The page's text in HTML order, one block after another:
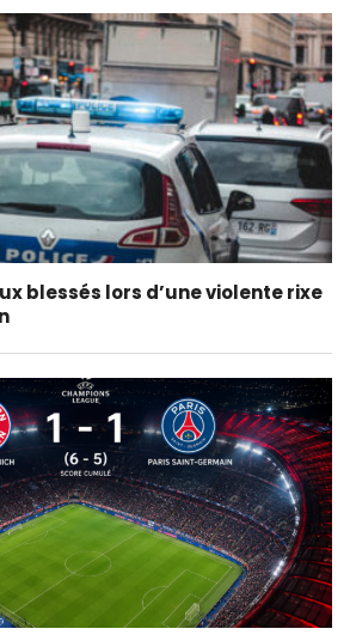
blessés lors d’une violente rixe